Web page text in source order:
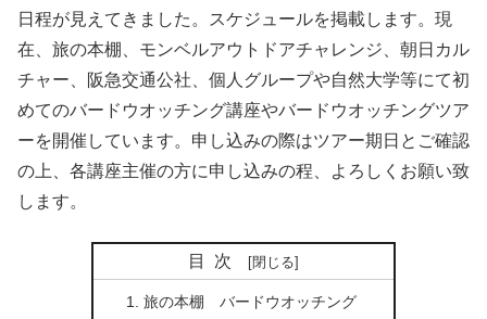
日程が見えてきました。スケジュールを掲載します。現
在、旅の本棚、モンベルアウトドアチャレンジ、朝日カル
チャー、阪急交通公社、個人グループや自然大学等にて初
めてのバードウオッチング講座やバードウオッチングツア
ーを開催しています。申し込みの際はツアー期日とご確認
の上、各講座主催の方に申し込みの程、よろしくお願い致
します。
目次
旅の本棚 バードウオッチング